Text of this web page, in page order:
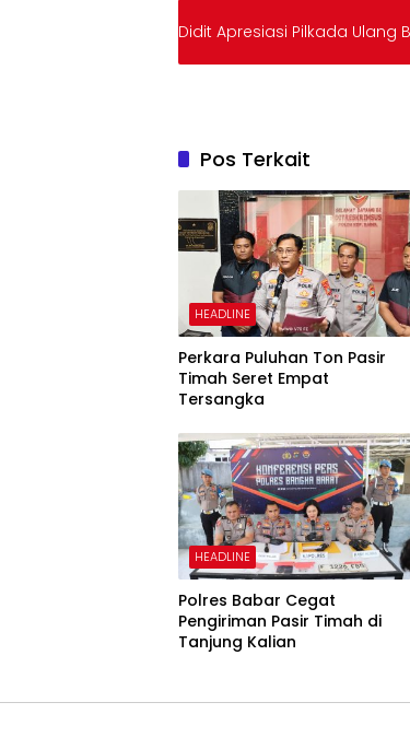
Didit Apresiasi Pilkada Ulang
Pos Terkait
HEADLINE
Perkara Puluhan Ton Pasir
Timah Seret Empat
Tersangka
HEADLINE
Polres Babar Cegat
Pengiriman Pasir Timah di
Tanjung Kalian